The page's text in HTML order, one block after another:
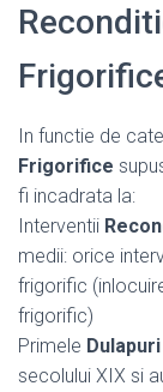
In functie de
Frigorifice
fi incadrata la:
Interventii
medii: orice
frigorific
frigorific)
Primele
secolului XIX si